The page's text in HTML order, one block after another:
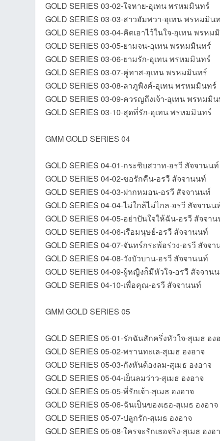
GOLD SERIES 03-02-ใจหาย-อุเทน พรหมมินทร์
GOLD SERIES 03-03-สาวอัมพวา-อุเทน พรหมมิน
GOLD SERIES 03-04-คิดเอาไว้ในใจ-อุเทน พรหม
GOLD SERIES 03-05-ยามจน-อุเทน พรหมมินทร์
GOLD SERIES 03-06-ยามรัก-อุเทน พรหมมินทร์
GOLD SERIES 03-07-คู่ทาส-อุเทน พรหมมินทร์
GOLD SERIES 03-08-ลาภูพิงค์-อุเทน พรหมมินทร์
GOLD SERIES 03-09-ควรญถึงเจ้า-อุเทน พรหมมิ
GOLD SERIES 03-10-สุดที่รัก-อุเทน พรหมมินทร์
GMM GOLD SERIES 04
GOLD SERIES 04-01-กระซิบสวาท-อรวี สัจจานนท์
GOLD SERIES 04-02-ขอรักคืน-อรวี สัจจานนท์
GOLD SERIES 04-03-ฝากหมอน-อรวี สัจจานนท์
GOLD SERIES 04-04-ไม่ใกล้ไม่ไกล-อรวี สัจจานน
GOLD SERIES 04-05-อย่าปันใจให้ฉัน-อรวี สัจจา
GOLD SERIES 04-06-เรือมนุษย์-อรวี สัจจานนท์
GOLD SERIES 04-07-จันทร์กระพ้อร่วง-อรวี สัจจ
GOLD SERIES 04-08-วังบัวบาน-อรวี สัจจานนท์
GOLD SERIES 04-09-ผู้หญิงก็มีหัวใจ-อรวี สัจจาน
GOLD SERIES 04-10-เพื่อคุณ-อรวี สัจจานนท์
GMM GOLD SERIES 05
GOLD SERIES 05-01-รักฉันสักครึ่งหัวใจ-สุเมธ อง
GOLD SERIES 05-02-พรานทะเล-สุเมธ องอาจ
GOLD SERIES 05-03-กังหันต้องลม-สุเมธ องอาจ
GOLD SERIES 05-04-เย็นลมว่าว-สุเมธ องอาจ
GOLD SERIES 05-05-พี่รักเจ้า-สุเมธ องอาจ
GOLD SERIES 05-06-ฉันเป็นของเธอ-สุเมธ องอาจ
GOLD SERIES 05-07-ปลูกรัก-สุเมธ องอาจ
GOLD SERIES 05-08-ใครจะรักเธอจริง-สุเมธ องอ